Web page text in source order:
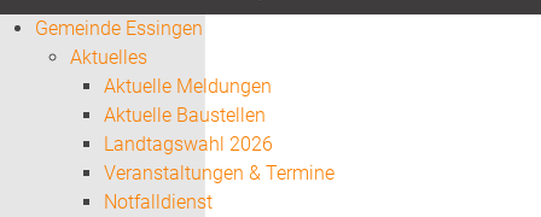
Gemeinde Essingen
Aktuelles
Aktuelle Meldungen
Aktuelle Baustellen
Landtagswahl 2026
Veranstaltungen & Termine
Notfalldienst